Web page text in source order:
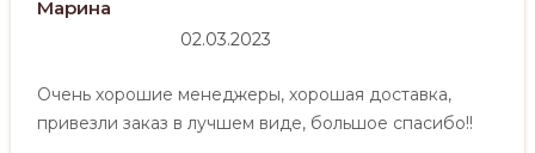
Марина
02.03.2023
Очень хорошие менеджеры, хорошая доставка,
привезли заказ в лучшем виде, большое спасибо!!